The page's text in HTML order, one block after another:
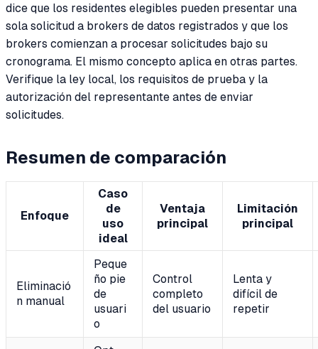
dice que los residentes elegibles pueden presentar una
sola solicitud a brokers de datos registrados y que los
brokers comienzan a procesar solicitudes bajo su
cronograma. El mismo concepto aplica en otras partes.
Verifique la ley local, los requisitos de prueba y la
autorización del representante antes de enviar
solicitudes.
Resumen de comparación
Enfoque
Caso
de
uso
ideal
Ventaja
principal
Limitación
principal
Eliminació
n manual
Peque
ño pie
de
usuari
o
Control
completo
del usuario
Lenta y
difícil de
repetir